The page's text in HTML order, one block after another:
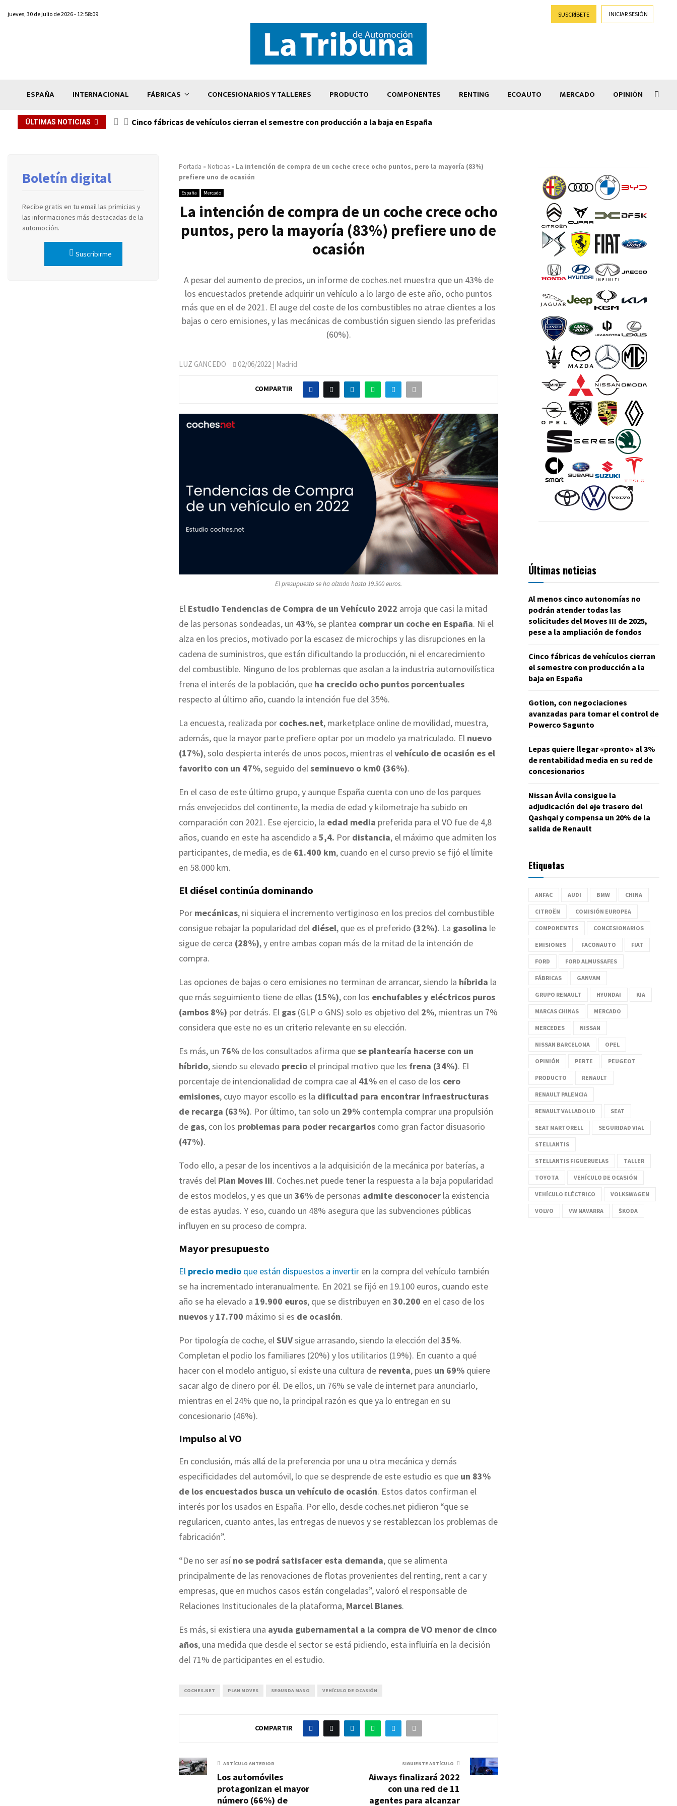
jueves, 30 de julio de 2026 - 12:58:09 SUSCRÍBETE INICIAR SESIÓN
ESPAÑA INTERNACIONAL FÁBRICAS CONCESIONARIOS Y TALLERES PRODUCTO COMPONENTES RENTING ECOAUTO MERCADO OPINIÓN
ÚLTIMAS NOTICIAS Cinco fábricas de vehículos cierran el semestre con producción a la baja en España
Portada » Noticias » La intención de compra de un coche crece ocho puntos, pero la mayoría (83%)
prefiere uno de ocasión
España Mercado
La intención de compra de un coche crece ocho
puntos, pero la mayoría (83%) prefiere uno de
ocasión
A pesar del aumento de precios, un informe de coches.net muestra que un 43% de
los encuestados pretende adquirir un vehículo a lo largo de este año, ocho puntos
más que en el de 2021. El auge del coste de los combustibles no atrae clientes a los
bajas o cero emisiones, y las mecánicas de combustión siguen siendo las preferidas
(60%).
LUZ GANCEDO 02/06/2022 | Madrid
COMPARTIR
El presupuesto se ha alzado hasta 19.900 euros.
El Estudio Tendencias de Compra de un Vehículo 2022 arroja que casi la mitad
de las personas sondeadas, un 43%, se plantea comprar un coche en España. Ni el
alza en los precios, motivado por la escasez de microchips y las disrupciones en la
cadena de suministros, que están dificultando la producción, ni el encarecimiento
del combustible. Ninguno de los problemas que asolan a la industria automovilística
frena el interés de la población, que ha crecido ocho puntos porcentuales
respecto al último año, cuando la intención fue del 35%.
La encuesta, realizada por coches.net, marketplace online de movilidad, muestra,
además, que la mayor parte prefiere optar por un modelo ya matriculado. El nuevo
(17%), solo despierta interés de unos pocos, mientras elvehículo de ocasión es el
favorito con un 47%, seguido delseminuevo o km0 (36%).
En el caso de este último grupo, y aunque España cuenta con uno de los parques
más envejecidos del continente, la media de edad y kilometraje ha subido en
comparación con 2021. Ese ejercicio, la edad media preferida para el VO fue de 4,8
años, cuando en este ha ascendido a 5,4. Por distancia, el máximo que admiten los
participantes, de media, es de 61.400 km, cuando en el curso previo se fijó el límite
en 58.000 km.
El diésel continúa dominando
Por mecánicas, ni siquiera el incremento vertiginoso en los precios del combustible
consigue rebajar la popularidad del diésel, que es el preferido (32%). La gasolina le
sigue de cerca (28%), y entre ambas copan más de la mitad de la intención de
compra.
Las opciones de bajas o cero emisiones no terminan de arrancar, siendo la híbrida la
que más seguimiento tiene de ellas (15%), con los enchufables y eléctricos puros
(ambos 8%) por detrás. El gas (GLP o GNS) solo es objetivo del 2%, mientras un 7%
considera que este no es un criterio relevante en su elección.
Es más, un 76% de los consultados afirma quese plantearía hacerse con un
híbrido, siendo su elevado precio el principal motivo que les frena (34%). El
porcentaje de intencionalidad de compra cae al 41% en el caso de los cero
emisiones, cuyo mayor escollo es la dificultad para encontrar infraestructuras
de recarga (63%). Por último, tan solo un 29% contempla comprar una propulsión
de gas, con los problemas para poder recargarlos como gran factor disuasorio
(47%).
Todo ello, a pesar de los incentivos a la adquisición de la mecánica por baterías, a
través del Plan Moves III. Coches.net puede tener la respuesta a la baja popularidad
de estos modelos, y es que un 36% de personas admite desconocer la existencia
de estas ayudas. Y eso, cuando un 48% asegura que las subvenciones públicas
influyen en su proceso de compra.
Mayor presupuesto
El precio medio que están dispuestos a invertir en la compra del vehículo también
se ha incrementado interanualmente. En 2021 se fijó en 19.100 euros, cuando este
año se ha elevado a 19.900 euros, que se distribuyen en 30.200 en el caso de los
nuevosy 17.700 máximo si es de ocasión.
Por tipología de coche, elSUVsigue arrasando, siendo la elección del35%.
Completan el podio los familiares (20%) y los utilitarios (19%). En cuanto a qué
hacer con el modelo antiguo, sí existe una cultura de reventa, pues un 69% quiere
sacar algo de dinero por él. De ellos, un 76% se vale de internet para anunciarlo,
mientras en el 24% que no, la principal razón es que ya lo entregan en su
concesionario (46%).
Impulso al VO
En conclusión, más allá de la preferencia por una u otra mecánica y demás
especificidades del automóvil, lo que se desprende de este estudio es que un 83%
de los encuestados busca un vehículo de ocasión. Estos datos confirman el
interés por los usados en España. Por ello, desde coches.net pidieron “que se
regularicen, cuanto antes, las entregas de nuevos y se restablezcan los problemas de
fabricación”.
“De no ser así no se podrá satisfacer esta demanda, que se alimenta
principalmente de las renovaciones de flotas provenientes del renting, rent a car y
empresas, que en muchos casos están congeladas”, valoró el responsable de
Relaciones Institucionales de la plataforma, Marcel Blanes.
Es más, si existiera una ayuda gubernamental a la compra de VO menor de cinco
años, una medida que desde el sector se está pidiendo, esta influiría en la decisión
del 71% de participantes en el estudio.
COCHES.NET PLAN MOVES SEGUNDA MANO VEHÍCULO DE OCASIÓN
COMPARTIR
ARTÍCULO ANTERIOR
Los automóviles
protagonizan el mayor
número (66%) de
SIGUIENTE ARTÍCULO
Aiways finalizará 2022
con una red de 11
agentes para alcanzar
Boletín digital
Recibe gratis en tu email las primicias y
las informaciones más destacadas de la
automoción.
Suscribirme
Últimas noticias
Al menos cinco autonomías no
podrán atender todas las
solicitudes del Moves III de 2025,
pese a la ampliación de fondos
Cinco fábricas de vehículos cierran
el semestre con producción a la
baja en España
Gotion, con negociaciones
avanzadas para tomar el control de
Powerco Sagunto
Lepas quiere llegar «pronto» al 3%
de rentabilidad media en su red de
concesionarios
Nissan Ávila consigue la
adjudicación del eje trasero del
Qashqai y compensa un 20% de la
salida de Renault
Etiquetas
ANFAC AUDI BMW CHINA
CITROËN COMISIÓN EUROPEA
COMPONENTES CONCESIONARIOS
EMISIONES FACONAUTO FIAT
FORD FORD ALMUSSAFES
FÁBRICAS GANVAM
GRUPO RENAULT HYUNDAI KIA
MARCAS CHINAS MERCADO
MERCEDES NISSAN
NISSAN BARCELONA OPEL
OPINIÓN PERTE PEUGEOT
PRODUCTO RENAULT
RENAULT PALENCIA
RENAULT VALLADOLID SEAT
SEAT MARTORELL SEGURIDAD VIAL
STELLANTIS
STELLANTIS FIGUERUELAS TALLER
TOYOTA VEHÍCULO DE OCASIÓN
VEHÍCULO ELÉCTRICO VOLKSWAGEN
VOLVO VW NAVARRA ŠKODA